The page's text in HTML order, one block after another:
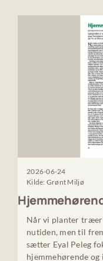
2026-06-24
Kilde: Grønt Miljø
Når vi planter træer
nutiden, men til
sætter Eyal Peleg
hjemmehørende